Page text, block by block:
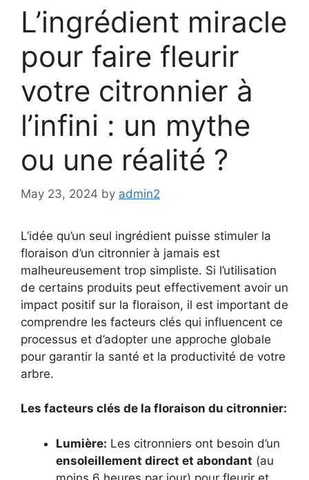
L’ingrédient miracle
pour faire fleurir
votre citronnier à
l’infini : un mythe
ou une réalité ?
May 23, 2024 by admin2
L’idée qu’un seul ingrédient puisse stimuler la
floraison d’un citronnier à jamais est
malheureusement trop simpliste. Si l’utilisation
de certains produits peut effectivement avoir un
impact positif sur la floraison, il est important de
comprendre les facteurs clés qui influencent ce
processus et d’adopter une approche globale
pour garantir la santé et la productivité de votre
arbre.
Les facteurs clés de la floraison du citronnier:
Lumière: Les citronniers ont besoin d’un
ensoleillement direct et abondant (au